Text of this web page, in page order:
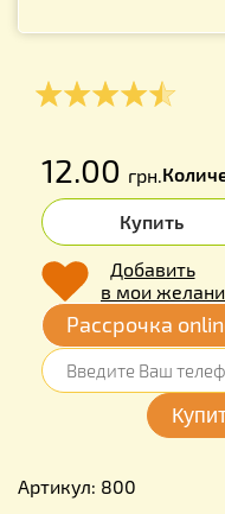
12.00 грн.
Купить
Добавить
в мои
Рассрочка
Артикул: 800